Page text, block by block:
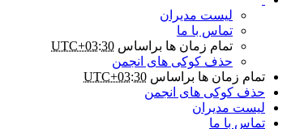
لیست مدیران
تماس با ما
تمام زمان ها براساس UTC+03:30
حذف کوکی های انجمن
تمام زمان ها براساس UTC+03:30
حذف کوکی های انجمن
لیست مدیران
تماس با ما